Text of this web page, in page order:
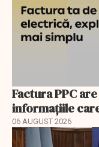
Factura PPC
informațiile
06 AUGUST 2026